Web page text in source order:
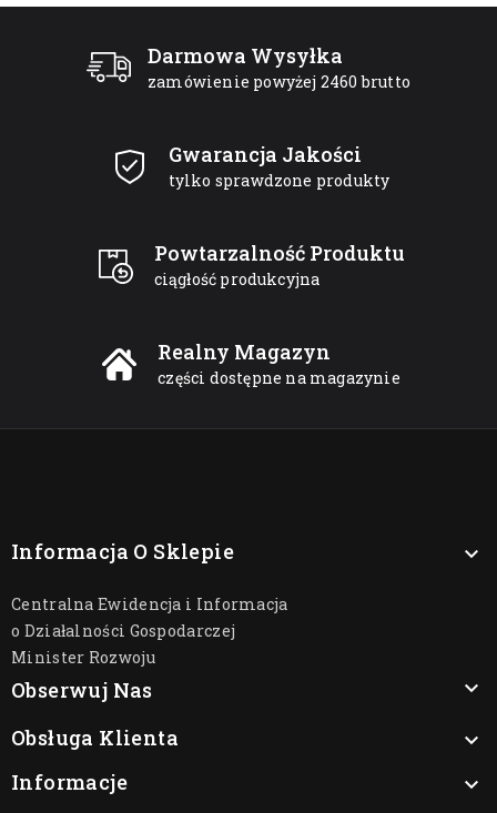
Darmowa Wysyłka
zamówienie powyżej 2460 brutto
Gwarancja Jakości
tylko sprawdzone produkty
Powtarzalność Produktu
ciągłość produkcyjna
Realny Magazyn
części dostępne na magazynie
Informacja O Sklepie 
Centralna Ewidencja i Informacja
o Działalności Gospodarczej
Minister Rozwoju
Obserwuj Nas

Obsługa Klienta

Informacje
